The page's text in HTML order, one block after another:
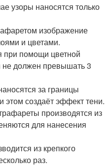
узоры наносятся только
изображение
и цветами.
при помощи цветной
не должен превышать 3
за границы
этом создаёт эффект тени.
производятся из
для нанесения
из крепкого
раз.